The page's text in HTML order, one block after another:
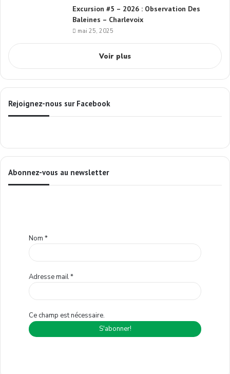
Excursion #5 – 2026 : Observation Des
Baleines – Charlevoix
mai 25, 2025
Voir plus
Rejoignez-nous sur Facebook
Abonnez-vous au newsletter
Nom *
Adresse mail*
Ce champ est nécessaire.